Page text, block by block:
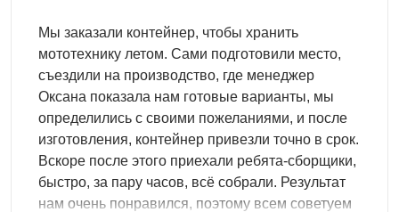
на складе и т.д.
Маленький контейнер – это небольшое сооружение,
длина которого составляет 2-3 м. При этом здесь
поместится все необходимое. Наиболее
распространенная среди заказчиков модель –
стандартная конструкция с плоской крышей.
Односкатная или двускатная кровля также будут
органично смотреться.
Мы заказали контейнер, чтобы хранить
мототехнику летом. Сами подготовили место,
съездили на производство, где менеджер
Оксана показала нам готовые варианты, мы
определились с своими пожеланиями, и после
изготовления, контейнер привезли точно в срок.
Вскоре после этого приехали ребята-сборщики,
быстро, за пару часов, всё собрали. Результат
нам очень понравился, поэтому всем советуем